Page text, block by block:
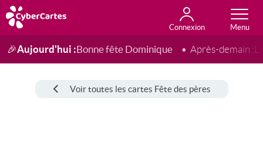
Connexion
Anniversaire
Fête du jour
Amour
Amitié
Merci
Toutes les cartes
🎉Aujourd'hui :Bonne fête Dominique Après-demain :
Voir toutes les cartes Fête des pères